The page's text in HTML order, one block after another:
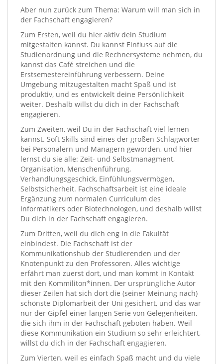
Aber nun zurück zum Thema: Warum will man sich in
der Fachschaft engagieren?
Zum Ersten, weil du hier aktiv dein Studium
mitgestalten kannst. Du kannst Einfluss auf die
Studienordnung und die Rechnersysteme nehmen, du
kannst das Café streichen und die
Erstsemestereinführung verbessern. Deine
Umgebung mitzugestalten macht Spaß und ist
produktiv, und es entwickelt deine Persönlichkeit
weiter. Deshalb willst du dich in der Fachschaft
engagieren.
Zum Zweiten, weil Du in der Fachschaft viel lernen
kannst. Soft Skills sind eines der großen Schlagwörter
bei Personalern und Managern geworden, und hier
lernst du sie alle: Zeit- und Selbstmanagment,
Organisation, Menschenführung,
Verhandlungsgeschick, Einfühlungsvermögen,
Selbstsicherheit. Fachschaftsarbeit ist eine ideale
Ergänzung zum normalen Curriculum des
Informatikers oder Biotechnologen, und deshalb willst
Du dich in der Fachschaft engagieren.
Zum Dritten, weil du dich eng in die Fakultät
einbindest. Die Fachschaft ist der
Kommunikationshub der Studierenden und der
Knotenpunkt zu den Professoren. Alles wichtige
erfährt man zuerst dort, und man kommt in Kontakt
mit den Kommiliton*innen. Der ursprüngliche Autor
dieser Zeilen hat sich dort die (seiner Meinung nach)
schönste Diplomarbeit der Uni gesichert, und das war
nur der Gipfel einer langen Serie von Gelegenheiten,
die sich ihm in der Fachschaft geboten haben. Weil
diese Kommunikation ein Studium so sehr erleichtert,
willst du dich in der Fachschaft engagieren.
Zum Vierten, weil es einfach Spaß macht und du viele